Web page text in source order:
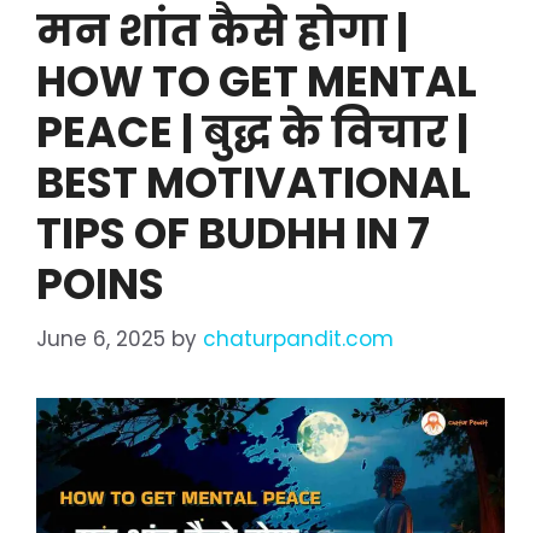
मन शांत कैसे होगा |
HOW TO GET MENTAL
PEACE | बुद्ध के विचार |
BEST MOTIVATIONAL
TIPS OF BUDHH IN 7
POINS
June 6, 2025 by chaturpandit.com